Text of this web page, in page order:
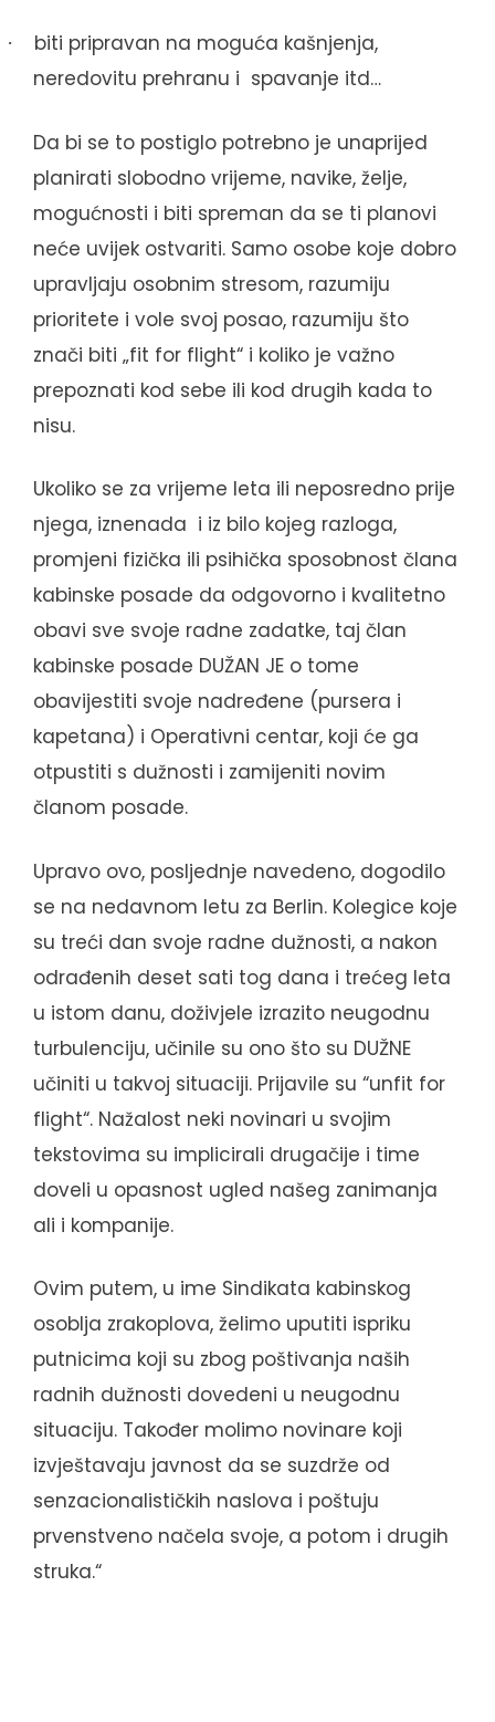
·
biti pripravan na moguća kašnjenja,
neredovitu prehranu i spavanje itd…
Da bi se to postiglo potrebno je unaprijed
planirati slobodno vrijeme, navike, želje,
mogućnosti i biti spreman da se ti planovi
neće uvijek ostvariti. Samo osobe koje dobro
upravljaju osobnim stresom, razumiju
prioritete i vole svoj posao, razumiju što
znači biti „fit for flight“ i koliko je važno
prepoznati kod sebe ili kod drugih kada to
nisu.
Ukoliko se za vrijeme leta ili neposredno prije
njega, iznenada i iz bilo kojeg razloga,
promjeni fizička ili psihička sposobnost člana
kabinske posade da odgovorno i kvalitetno
obavi sve svoje radne zadatke, taj član
kabinske posade DUŽAN JE o tome
obavijestiti svoje nadređene (pursera i
kapetana) i Operativni centar, koji će ga
otpustiti s dužnosti i zamijeniti novim
članom posade.
Upravo ovo, posljednje navedeno, dogodilo
se na nedavnom letu za Berlin. Kolegice koje
su treći dan svoje radne dužnosti, a nakon
odrađenih deset sati tog dana i trećeg leta
u istom danu, doživjele izrazito neugodnu
turbulenciju, učinile su ono što su DUŽNE
učiniti u takvoj situaciji. Prijavile su “unfit for
flight“. Nažalost neki novinari u svojim
tekstovima su implicirali drugačije i time
doveli u opasnost ugled našeg zanimanja
ali i kompanije.
Ovim putem, u ime Sindikata kabinskog
osoblja zrakoplova, želimo uputiti ispriku
putnicima koji su zbog poštivanja naših
radnih dužnosti dovedeni u neugodnu
situaciju. Također molimo novinare koji
izvještavaju javnost da se suzdrže od
senzacionalističkih naslova i poštuju
prvenstveno načela svoje, a potom i drugih
struka.“